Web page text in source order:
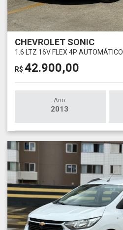
CHEVROLET SONIC
1.6 LTZ 16V FLEX 4P AUTOMÁTICO
R$ 42.900,00
Ano
2013